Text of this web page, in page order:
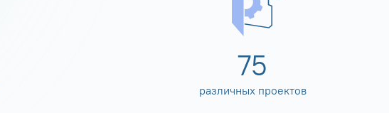
80
различных проектов